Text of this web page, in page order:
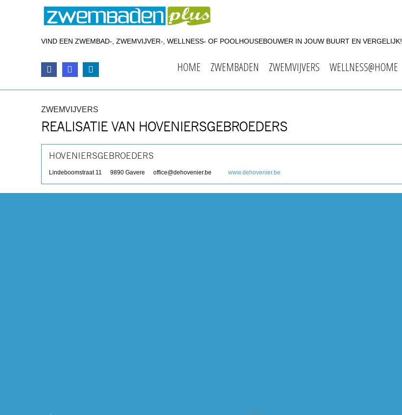
VIND EEN ZWEMBAD-, ZWEMVIJVER-, WELLNESS- OF POOLHOUSEBOUWER IN JOUW BUURT EN VERGELIJK!
HOME ZWEMBADEN ZWEMVIJVERS WELLNESS@HOME
ZWEMVIJVERS
REALISATIE VAN HOVENIERSGEBROEDERS
HOVENIERSGEBROEDERS
Lindeboomstraat 11 9890 Gavere office@dehovenier.be www.dehovenier.be